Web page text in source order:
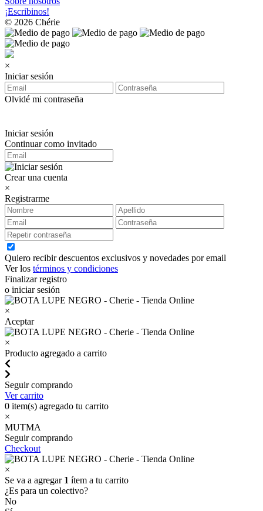
¡Escribinos!
© 2026 Chérie
×
Iniciar sesión
Olvidé mi contraseña
Iniciar sesión
Continuar como invitado
Crear una cuenta
×
Registrarme
Quiero recibir descuentos exclusivos y novedades por email
Ver los términos y condiciones
Finalizar registro
o iniciar sesión
×
Aceptar
×
Producto agregado a carrito
Seguir comprando
Ver carrito
0 item(s) agregado tu carrito
×
MUTMA
Seguir comprando
Checkout
×
Se va a agregar 1 ítem a tu carrito
¿Es para un colectivo?
No